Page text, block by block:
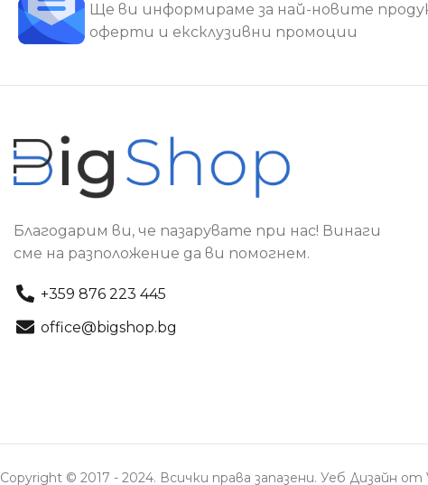
Ще ви информираме за най-новите
оферти и ексклузивни промоции
Благодарим ви, че пазарувате при нас! Винаги
сме на разположение да ви помогнем.
+359 876 223 445
office@bigshop.bg
Copyright © 2017 - 2024. Всички права запазени. Уеб Дизайн от